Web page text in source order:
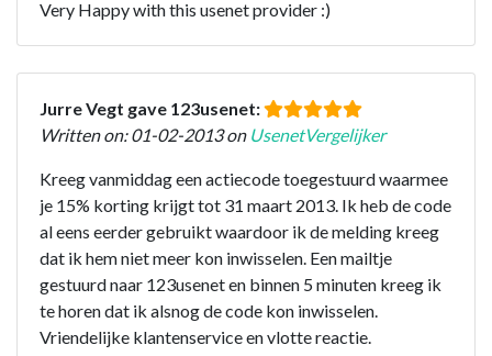
Very Happy with this usenet provider :)
Jurre Vegt gave 123usenet:
Written on: 01-02-2013 on UsenetVergelijker
Kreeg vanmiddag een actiecode toegestuurd waarmee
je 15% korting krijgt tot 31 maart 2013. Ik heb de code
al eens eerder gebruikt waardoor ik de melding kreeg
dat ik hem niet meer kon inwisselen. Een mailtje
gestuurd naar 123usenet en binnen 5 minuten kreeg ik
te horen dat ik alsnog de code kon inwisselen.
Vriendelijke klantenservice en vlotte reactie.